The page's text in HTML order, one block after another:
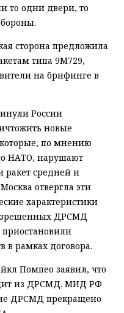
то одни двери, то
сторона предложила
типа 9М729,
на брифинге в
России
новые
по мнению
НАТО, нарушают
средней и
отвергла эти
характеристики
ДРСМД
в рамках договора.
Помпео заявил, что
из ДРСМД. МИД РФ
ДРСМД прекращено